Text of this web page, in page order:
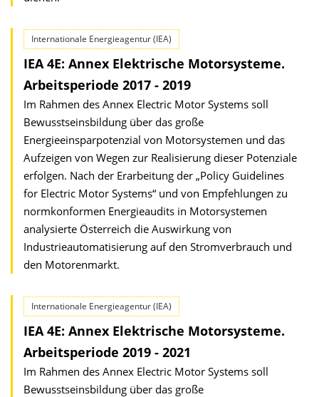
Internationale Energieagentur (IEA)
IEA 4E: Annex Elektrische Motorsysteme.
Arbeitsperiode 2017 - 2019
Im Rahmen des Annex Electric Motor Systems soll
Bewusstseinsbildung über das große
Energieeinsparpotenzial von Motorsystemen und das
Aufzeigen von Wegen zur Realisierung dieser Potenziale
erfolgen. Nach der Erarbeitung der „Policy Guidelines
for Electric Motor Systems“ und von Empfehlungen zu
normkonformen Energieaudits in Motorsystemen
analysierte Österreich die Auswirkung von
Industrieautomatisierung auf den Stromverbrauch und
den Motorenmarkt.
Internationale Energieagentur (IEA)
IEA 4E: Annex Elektrische Motorsysteme.
Arbeitsperiode 2019 - 2021
Im Rahmen des Annex Electric Motor Systems soll
Bewusstseinsbildung über das große